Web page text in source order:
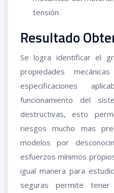
tensión.
Resultado
Se logra identificar el
propiedades
especificaciones
funcionamiento del
destructivas, esto
riesgos mucho mas
modelos por
esfuerzos mínimos
igual manera para
seguras permite